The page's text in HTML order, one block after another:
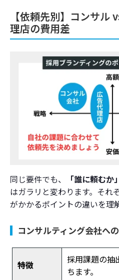
【依頼先別】コンサル
理店の費用差
同じ要件でも、 「誰に頼むか」
はガラリと変わります。それ
がかかるポイントの違いを理
コンサルティング会社へ
特徴
採用課題の抽
ちます。